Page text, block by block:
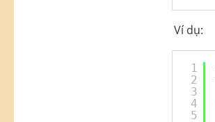
Ví dụ:
1
2
3
4
5